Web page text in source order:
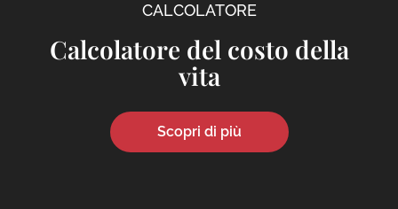
CALCOLATORE
Calcolatore del costo della
vita
Scopri di più